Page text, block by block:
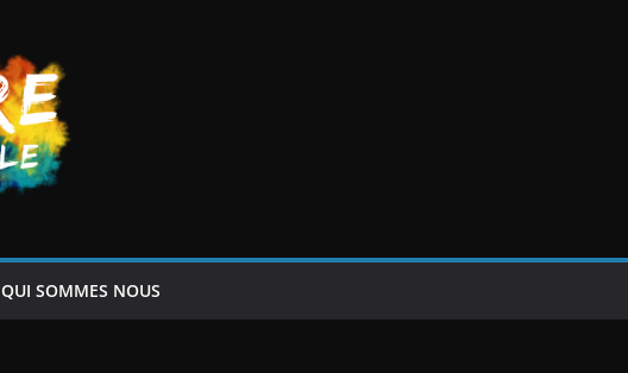
QUI SOMMES NOUS